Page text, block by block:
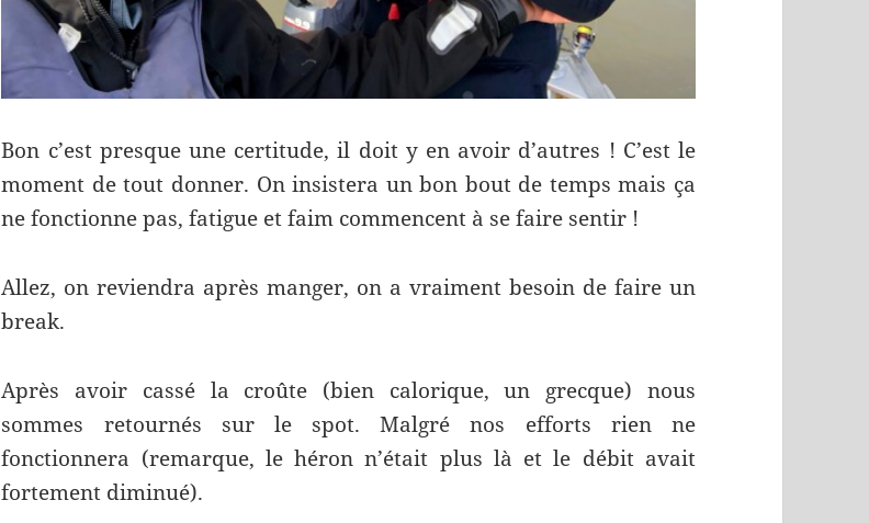
Bon c’est presque une certitude, il doit y en avoir d’autres ! C’est le
moment de tout donner. On insistera un bon bout de temps mais ça
ne fonctionne pas, fatigue et faim commencent à se faire sentir !
Allez, on reviendra après manger, on a vraiment besoin de faire un
break.
Après avoir cassé la croûte (bien calorique, un grecque) nous
sommes retournés sur le spot. Malgré nos efforts rien ne
fonctionnera (remarque, le héron n’était plus là et le débit avait
fortement diminué).